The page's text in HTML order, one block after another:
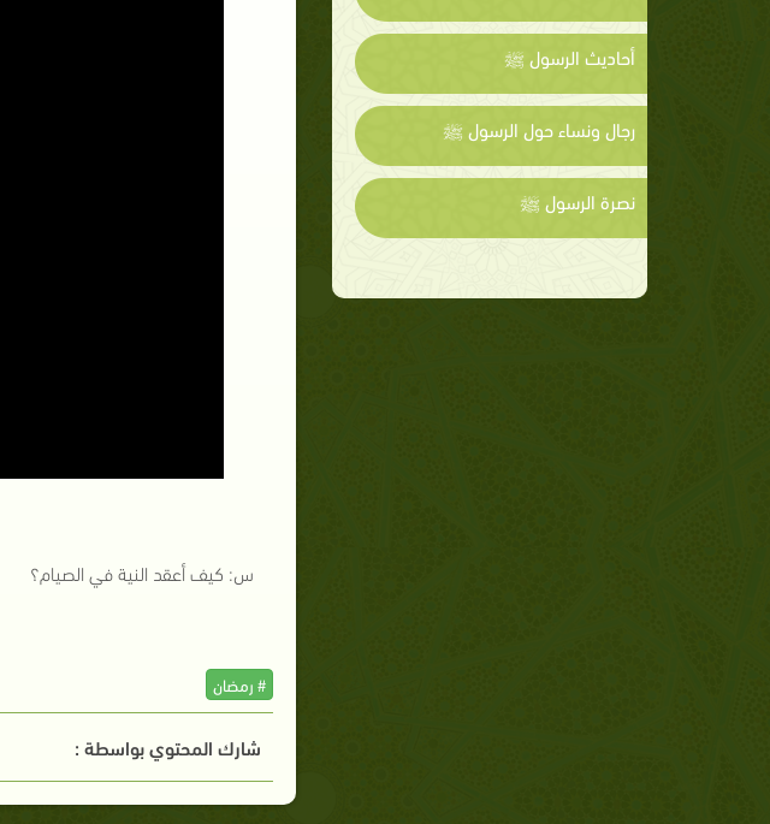
أحاديث الرسول ﷺ
رجال ونساء حول الرسول ﷺ
نصرة الرسول ﷺ
س: كيف أعقد النية في الصيام؟
# رمضان
شارك المحتوي بواسطة :